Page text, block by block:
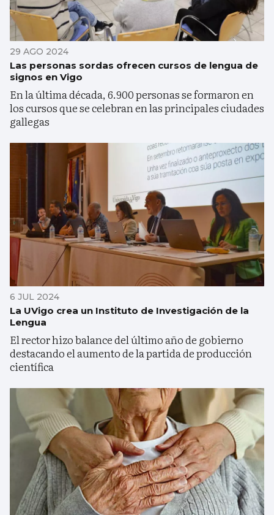
29 AGO 2024
Las personas sordas ofrecen cursos de lengua de
signos en Vigo
En la última década, 6.900 personas se formaron en
los cursos que se celebran en las principales ciudades
gallegas
6 JUL 2024
La UVigo crea un Instituto de Investigación de la
Lengua
El rector hizo balance del último año de gobierno
destacando el aumento de la partida de producción
científica